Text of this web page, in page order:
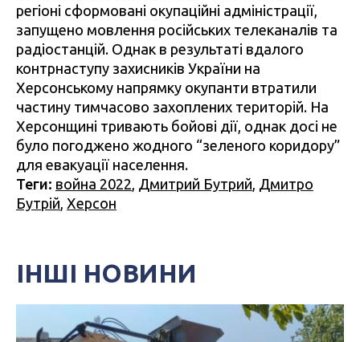
регіоні сформовані окупаційні адміністрації,
запущено мовлення російських телеканалів та
радіостанцій. Однак в результаті вдалого
контрнаступу захисників України на
Херсонському напрямку окупанти втратили
частину тимчасово захоплених територій. На
Херсонщині тривають бойові дії, однак досі не
було погоджено жодного “зеленого коридору”
для евакуації населення.
Теги: война 2022, Дмитрий Бутрий, Дмитро
Бутрій, Херсон
ІНШІ НОВИНИ